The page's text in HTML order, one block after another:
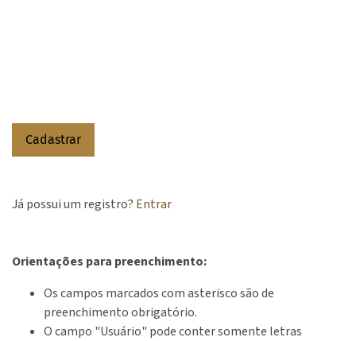
Cadastrar
Já possui um registro? Entrar
Orientações para preenchimento:
Os campos marcados com asterisco são de
preenchimento obrigatório.
O campo "Usuário" pode conter somente letras